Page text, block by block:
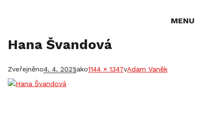
MENU
Hana Švandová
Zveřejněno4. 4. 2021jako1144 × 1347vAdam Vaněk